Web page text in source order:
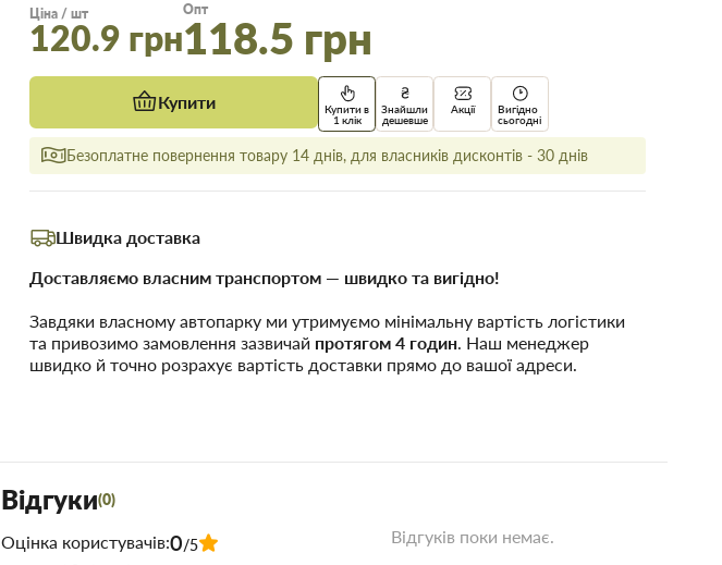
Ціна / шт
120.9 грн
Опт
118.5 грн
Купити
Купити в
1 клік
Знайшли
дешевше
Акції
Вигідно
сьогодні
Безоплатне повернення товару 14 днів, для власників дисконтів - 30 днів
Швидка доставка
Доставляємо власним транспортом — швидко та вигідно!
Завдяки власному автопарку ми утримуємо мінімальну вартість логістики
та привозимо замовлення зазвичай протягом 4 годин. Наш менеджер
швидко й точно розрахує вартість доставки прямо до вашої адреси.
Відгуки(0)
Оцінка користувачів:0/5
Відгуків поки немає.